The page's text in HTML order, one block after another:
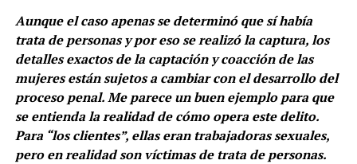
Aunque el caso apenas se determinó que sí había
trata de personas y por eso se realizó la captura, los
detalles exactos de la captación y coacción de las
mujeres están sujetos a cambiar con el desarrollo del
proceso penal. Me parece un buen ejemplo para que
se entienda la realidad de cómo opera este delito.
Para “los clientes”, ellas eran trabajadoras sexuales,
pero en realidad son víctimas de trata de personas.